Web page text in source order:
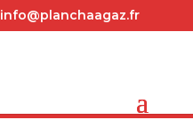
info@planchaagaz.fr